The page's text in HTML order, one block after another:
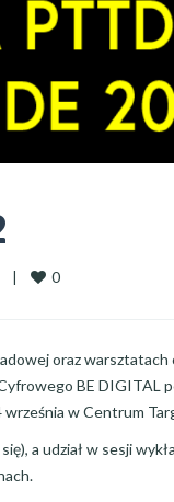
0
oraz
BE DIGITAL
w Centrum
a udział w sesji